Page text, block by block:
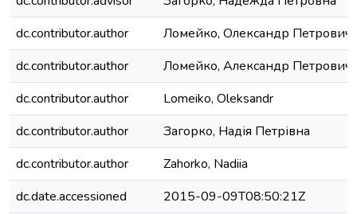
dc.contributor.author
Ломейко, Олександр Петрович
dc.contributor.author
Ломейко, Александр Петрович
dc.contributor.author
Lomeiko, Oleksandr
dc.contributor.author
Загорко, Надія Петрівна
dc.contributor.author
Zahorko, Nadiia
dc.date.accessioned
2015-09-09T08:50:21Z